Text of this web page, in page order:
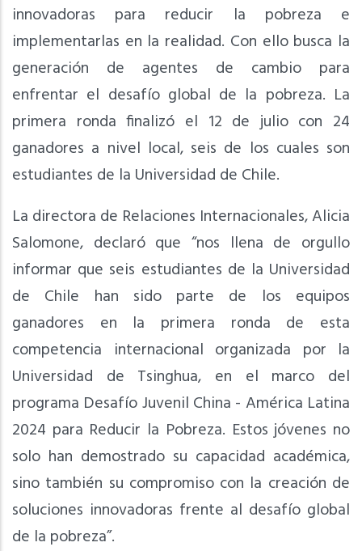
innovadoras para reducir la pobreza e
implementarlas en la realidad. Con ello busca la
generación de agentes de cambio para
enfrentar el desafío global de la pobreza. La
primera ronda finalizó el 12 de julio con 24
ganadores a nivel local, seis de los cuales son
estudiantes de la Universidad de Chile.
La directora de Relaciones Internacionales, Alicia
Salomone, declaró que “nos llena de orgullo
informar que seis estudiantes de la Universidad
de Chile han sido parte de los equipos
ganadores en la primera ronda de esta
competencia internacional organizada por la
Universidad de Tsinghua, en el marco del
programa Desafío Juvenil China - América Latina
2024 para Reducir la Pobreza. Estos jóvenes no
solo han demostrado su capacidad académica,
sino también su compromiso con la creación de
soluciones innovadoras frente al desafío global
de la pobreza”.